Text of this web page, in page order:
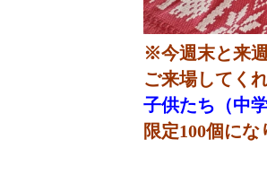
※今週末と来
ご来場してく
子供たち（中
限定100個にな